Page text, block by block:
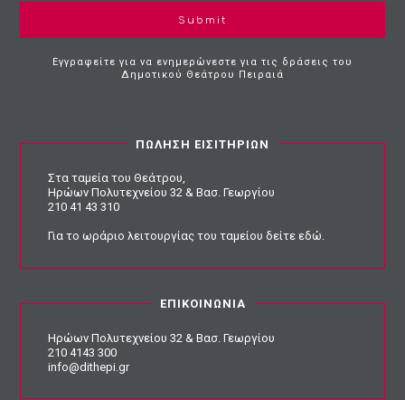
Submit
Εγγραφείτε για να ενημερώνεστε για τις δράσεις του
Δημοτικού Θεάτρου Πειραιά
ΠΩΛΗΣΗ ΕΙΣΙΤΗΡΙΩΝ
Στα ταμεία του Θεάτρου,
Ηρώων Πολυτεχνείου 32 & Βασ. Γεωργίου
210 41 43 310
Για το ωράριο λειτουργίας του ταμείουδείτε εδώ.
ΕΠΙΚΟΙΝΩΝΙΑ
Ηρώων Πολυτεχνείου 32 & Βασ. Γεωργίου
210 4143 300
info@dithepi.gr